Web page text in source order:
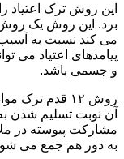
این روش ترک اعتیاد
برد. این روش یک روش
می کند نسبت به آسیب
پیامدهای اعتیاد می
و جسمی باشد.
روش ۱۲ قدم
آن نوبت تسلیم شدن
مشارکت پیوسته در
به دور هم جمع می